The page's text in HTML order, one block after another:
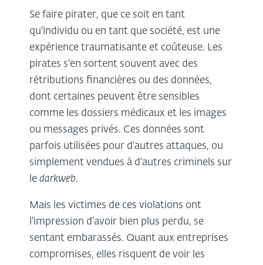
Se faire pirater, que ce soit en tant
qu'individu ou en tant que société, est une
expérience traumatisante et coûteuse. Les
pirates s'en sortent souvent avec des
rétributions financières ou des données,
dont certaines peuvent être sensibles
comme les dossiers médicaux et les images
ou messages privés. Ces données sont
parfois utilisées pour d'autres attaques, ou
simplement vendues à d'autres criminels sur
le darkweb.
Mais les victimes de ces violations ont
l'impression d'avoir bien plus perdu, se
sentant embarassés. Quant aux entreprises
compromises, elles risquent de voir les